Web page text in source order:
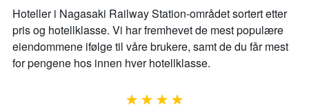
Hoteller i Nagasaki Railway Station-området sortert etter
pris og hotellklasse. Vi har fremhevet de mest populære
eiendommene ifølge til våre brukere, samt de du får mest
for pengene hos innen hver hotellklasse.
4 stjerner